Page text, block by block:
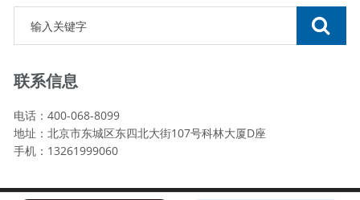
联系信息
电话：400-068-8099
地址：北京市东城区东四北大街107号科林大厦D座
手机：13261999060